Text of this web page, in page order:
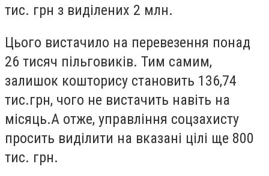
тис. грн з виділених 2 млн.
Цього вистачило на перевезення понад
26 тисяч пільговиків. Тим самим,
залишок кошторису становить 136,74
тис.грн, чого не вистачить навіть на
місяць.А отже, управління соцзахисту
просить виділити на вказані цілі ще 800
тис. грн.